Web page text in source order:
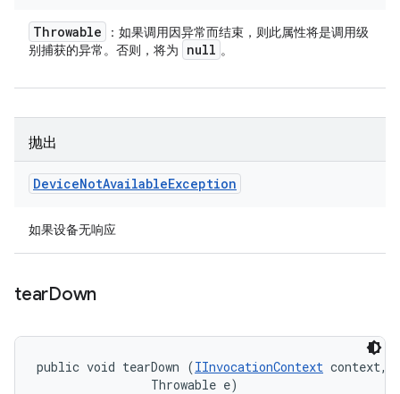
Throwable
：如果调用因异常而结束，则此属性将是调用级
别捕获的异常。否则，将为
null 。
抛出
DeviceNotAvailableException
如果设备无响应
tearDown
public void tearDown (IInvocationContext context,
                Throwable e)